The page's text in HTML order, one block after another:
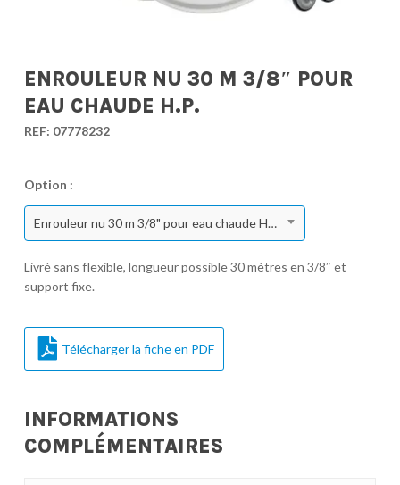
ENROULEUR NU 30 M 3/8″ POUR
EAU CHAUDE H.P.
REF: 07778232
Option :
Enrouleur nu 30 m 3/8" pour eau chaude H.P.
Livré sans flexible, longueur possible 30 mètres en 3/8″ et
support fixe.
Télécharger la fiche en PDF
INFORMATIONS
COMPLÉMENTAIRES